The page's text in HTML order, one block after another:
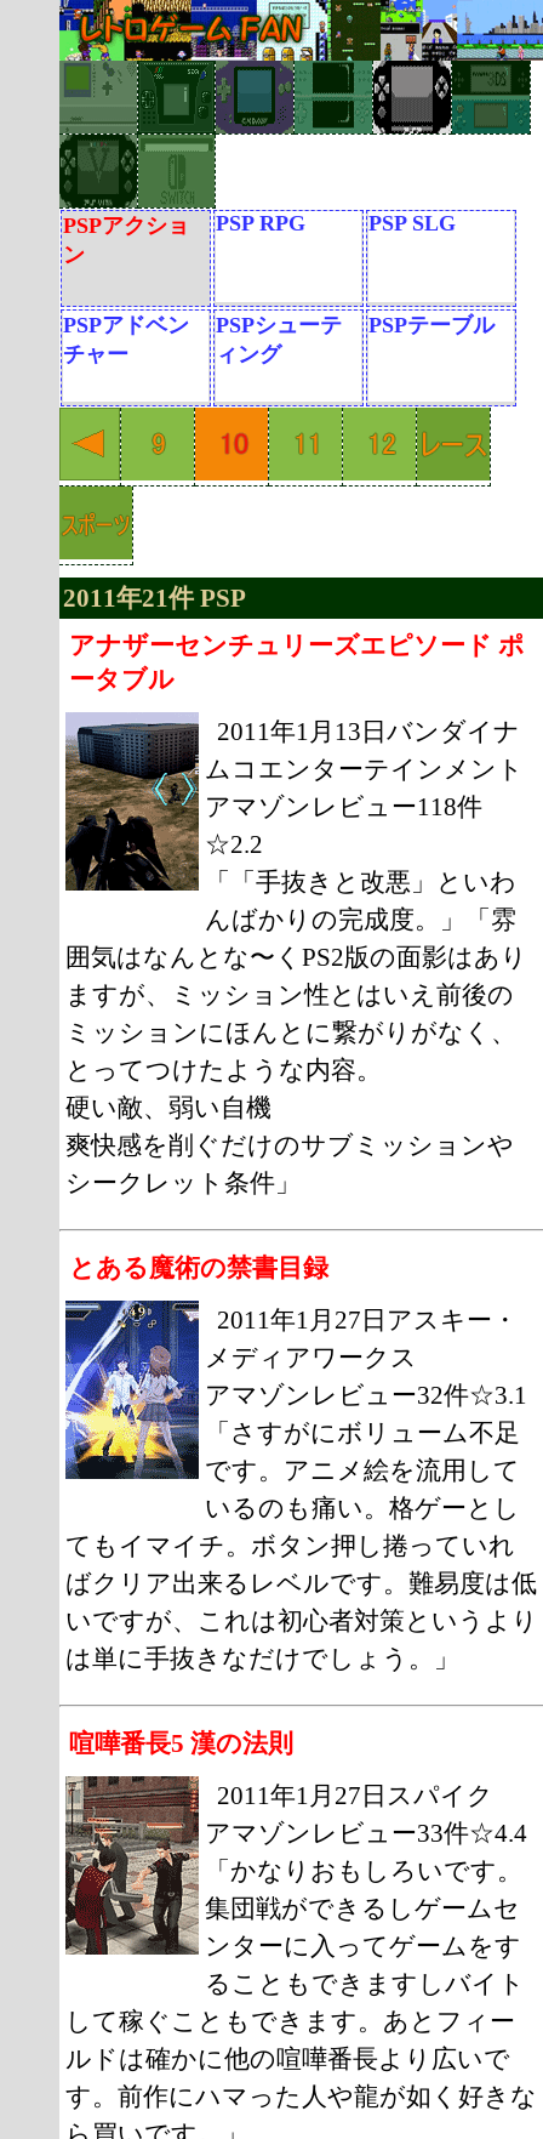
PSPアクショ
ン
PSP RPG PSP SLG
PSPアドベン
チャー
PSPシューテ
ィング
PSPテーブル
2011年21件 PSP
アナザーセンチュリーズエピソード ポ
ータブル
2011年1月13日バンダイナ
ムコエンターテインメント
アマゾンレビュー118件
☆2.2
「「手抜きと改悪」といわ
んばかりの完成度。」「雰
囲気はなんとな〜くPS2版の面影はあり
ますが、ミッション性とはいえ前後の
ミッションにほんとに繋がりがなく、
とってつけたような内容。
硬い敵、弱い自機
爽快感を削ぐだけのサブミッションや
シークレット条件」
とある魔術の禁書目録
2011年1月27日アスキー・
メディアワークス
アマゾンレビュー32件☆3.1
「さすがにボリューム不足
です。アニメ絵を流用して
いるのも痛い。格ゲーとし
てもイマイチ。ボタン押し捲っていれ
ばクリア出来るレベルです。難易度は低
いですが、これは初心者対策というより
は単に手抜きなだけでしょう。」
喧嘩番長5 漢の法則
2011年1月27日スパイク
アマゾンレビュー33件☆4.4
「かなりおもしろいです。
集団戦ができるしゲームセ
ンターに入ってゲームをす
ることもできますしバイト
して稼ぐこともできます。あとフィー
ルドは確かに他の喧嘩番長より広いで
す。前作にハマった人や龍が如く好きな